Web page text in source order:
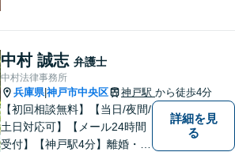
中村 誠志 弁護士
中村法律事務所
兵庫県|神戸市中央区 神戸駅 から徒歩4分
【初回相談無料】【当日/夜間/
土日対応可】【メール24時間
受付】【神戸駅4分】離婚・男
詳細を見
る